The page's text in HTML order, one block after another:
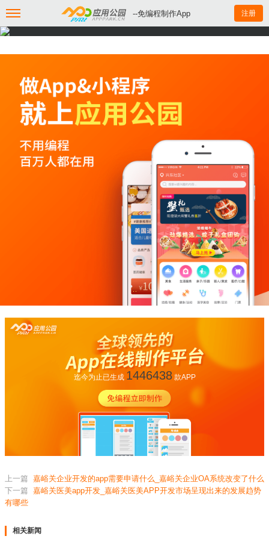
--免编程制作App 注册
迄今为止已生成 1446438款APP
上一篇 嘉峪关企业开发的app需要申请什么_嘉峪关企业OA系统改变了什么
下一篇 嘉峪关医美app开发_嘉峪关医美APP开发市场呈现出来的发展趋势
有哪些
相关新闻